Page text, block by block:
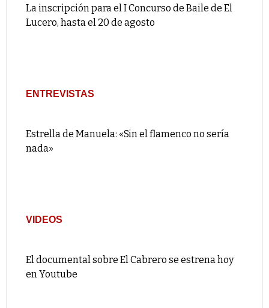
La inscripción para el I Concurso de Baile de El
Lucero, hasta el 20 de agosto
ENTREVISTAS
Estrella de Manuela: «Sin el flamenco no sería
nada»
VIDEOS
El documental sobre El Cabrero se estrena hoy
en Youtube